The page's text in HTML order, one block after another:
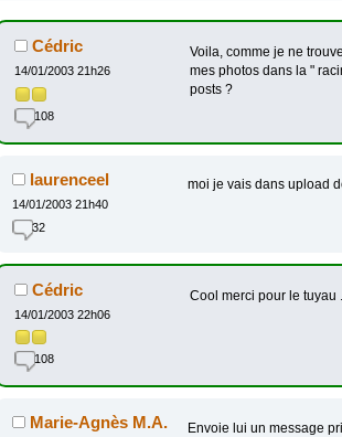
Cédric
14/01/2003 21h26
108
Voila, comme je ne
mes photos dans la "
posts ?
laurenceel
14/01/2003 21h40
32
moi je vais dans upload
Cédric
14/01/2003 22h06
108
Cool merci pour le tuyau
Marie-Agnès M.A.
Envoie lui un message